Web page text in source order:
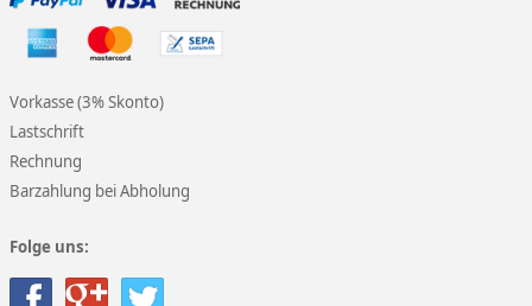
Vorkasse (3% Skonto)
Lastschrift
Rechnung
Barzahlung bei Abholung
Folge uns: